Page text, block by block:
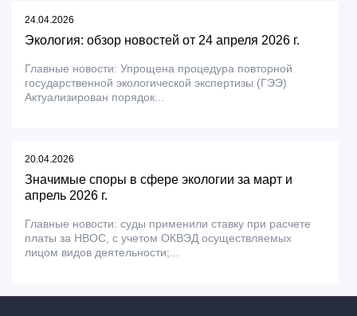
24.04.2026
Экология: обзор новостей от 24 апреля 2026 г.
Главные новости: Упрощена процедура повторной
государственной экологической экспертизы (ГЭЭ)
Актуализирован порядок...
20.04.2026
Значимые споры в сфере экологии за март и
апрель 2026 г.
Главные новости: суды применили ставку при расчете
платы за НВОС, с учетом ОКВЭД осуществляемых
лицом видов деятельности;...